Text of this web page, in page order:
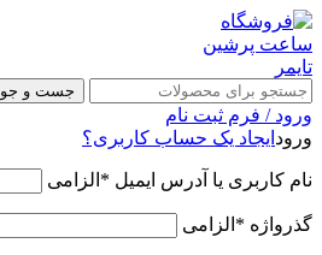
جست و جو
ورود / فرم ثبت نام
ورود ایجاد یک حساب کاربری؟
نام کاربری یا آدرس ایمیل * الزامی
گذرواژه * الزامی